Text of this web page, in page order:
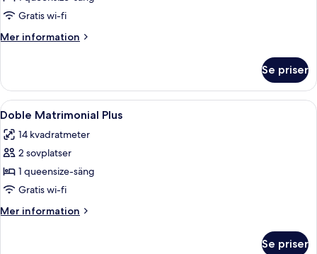
Double
room"
Gratis wi-fi
Mer information
Mer
Double
room"
Se priser
Öppna
alla
foton
för
Doble
Matrimonial
Plus
Minibar, värdeförvaringsskåp på
2
Doble Matrimonial Plus
14 kvadratmeter
2 sovplatser
1 queensize-säng
Gratis wi-fi
Mer information
Mer
Se priser